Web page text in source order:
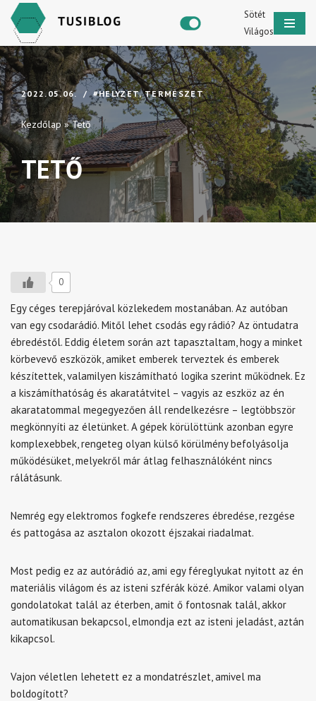
Skip
to
content
Sötét
Világos
2022.05.06. #HELYZET,TERMÉSZET
Kezdőlap»Tető
TETŐ
0
Egy céges terepjáróval közlekedem mostanában. Az autóban
van egy csodarádió. Mitől lehet csodás egy rádió? Az öntudatra
ébredéstől. Eddig életem során azt tapasztaltam, hogy a minket
körbevevő eszközök, amiket emberek terveztek és emberek
készítettek, valamilyen kiszámítható logika szerint működnek. Ez
a kiszámíthatóság és akaratátvitel – vagyis az eszköz az én
akaratatommal megegyezően áll rendelkezésre – legtöbbször
megkönnyíti az életünket. A gépek körülöttünk azonban egyre
komplexebbek, rengeteg olyan külső körülmény befolyásolja
működésüket, melyekről már átlag felhasználóként nincs
rálátásunk.
Nemrég egy elektromos fogkefe rendszeres ébredése, rezgése
és pattogása az asztalon okozott éjszakai riadalmat.
Most pedig ez az autórádió az, ami egy féreglyukat nyitott az én
materiális világom és az isteni szférák közé. Amikor valami olyan
gondolatokat talál az éterben, amit ő fontosnak talál, akkor
automatikusan bekapcsol, elmondja ezt az isteni jeladást, aztán
kikapcsol.
Vajon véletlen lehetett ez a mondatrészlet, amivel ma
boldogított?